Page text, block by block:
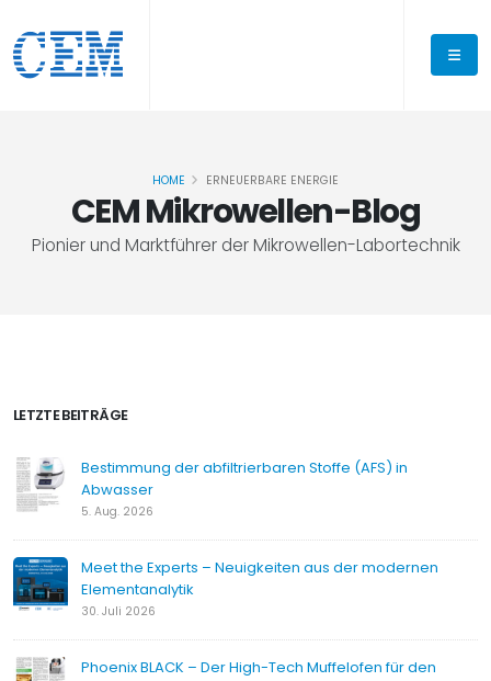
CEM Mikrowellen-Blog
Pionier und Marktführer der Mikrowellen-Labortechnik
HOME ERNEUERBARE ENERGIE
LETZTE BEITRÄGE
Bestimmung der abfiltrierbaren Stoffe (AFS) in
Abwasser
5. Aug. 2026
Meet the Experts – Neuigkeiten aus der modernen
Elementanalytik
30. Juli 2026
Phoenix BLACK – Der High-Tech Muffelofen für den